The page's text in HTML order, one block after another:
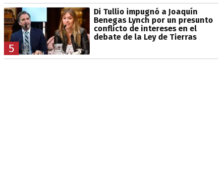
5
Di Tullio impugnó a Joaquín
Benegas Lynch por un presunto
conflicto de intereses en el
debate de la Ley de Tierras